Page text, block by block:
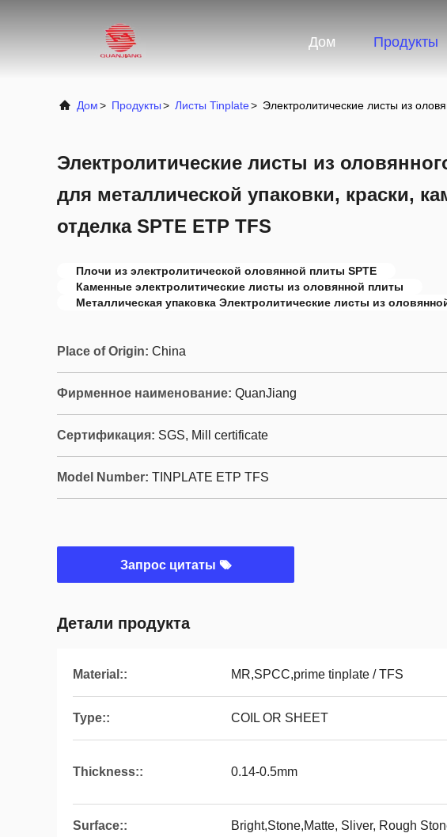
Дом Продукты
Дом> Продукты> Листы Tinplate> Электролитические листы из
Электролитические листы из
для металлической упаковки, краски,
отделка SPTE ETP TFS
Плочи из электролитической оловянной плиты SPTE
Каменные электролитические листы из оловянной плиты
Металлическая упаковка Электролитические листы из
Place of Origin: China
Фирменное наименование: QuanJiang
Сертификация: SGS, Mill certificate
Model Number: TINPLATE ETP TFS
Запрос цитаты
Детали продукта
Material:: MR,SPCC,prime tinplate / TFS
Type:: COIL OR SHEET
Thickness:: 0.14-0.5mm
Surface:: Bright,Stone,Matte, Sliver, Rough